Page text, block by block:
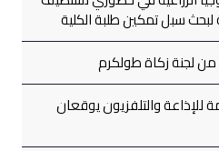
لبحث سبل تمكين طلبة الكلية
من لجنة زكاة طولكرم
للإذاعة والتلفزيون يوقعان